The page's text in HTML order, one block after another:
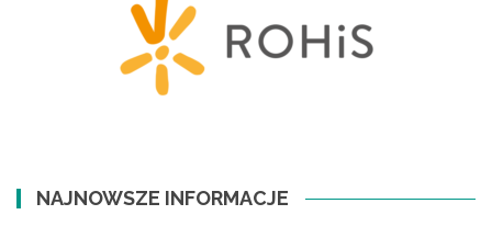
NAJNOWSZE INFORMACJE